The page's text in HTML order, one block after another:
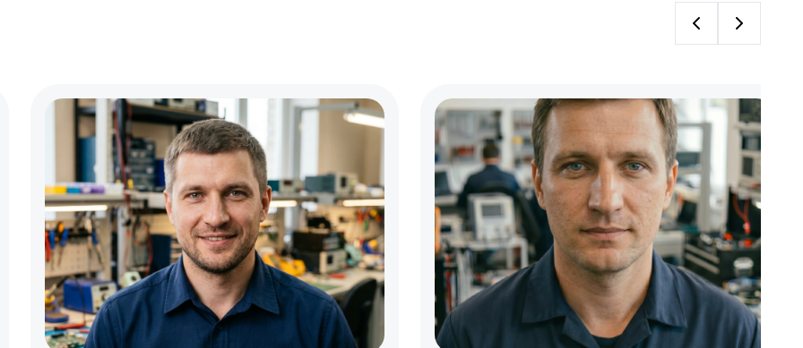
прицел
Прицел ночного
видения
Зенит
Pulsar
Dedal
Pilad
Yukon
Источник
бесперебойного
питания
Huawei
APC
IPPON
Irbis
Roland DG